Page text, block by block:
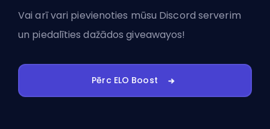
Vai arī vari pievienoties mūsu Discord serverim
un piedalīties dažādos giveawayos!
Pērc ELO Boost